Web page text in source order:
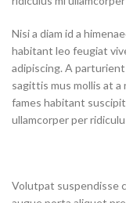
Nisi a diam id a
habitant leo feugiat
adipiscing. A
sagittis mus mollis at
fames habitant
ullamcorper per
Volutpat suspendisse